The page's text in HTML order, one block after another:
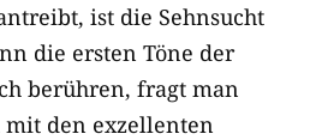
ist die Sehnsucht
die ersten Töne der
berühren, fragt man
den exzellenten